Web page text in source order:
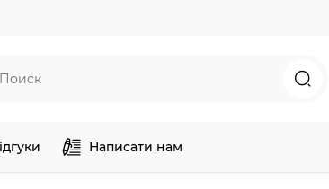
Написати нам